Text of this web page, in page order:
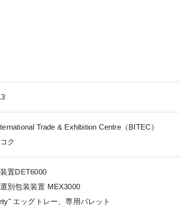
Trade & Exhibition Centre（BITEC）
ク
置DET6000
別包装装置 MEX3000
エッグトレー、専用パレット